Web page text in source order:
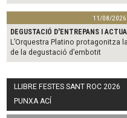
11/08/2026
DEGUSTACIÓ D'ENTREPANS I
L’Orquestra Platino protagonitza
de la degustació d’embotit
LLIBRE FESTES SANT ROC 2026
PUNXA ACÍ